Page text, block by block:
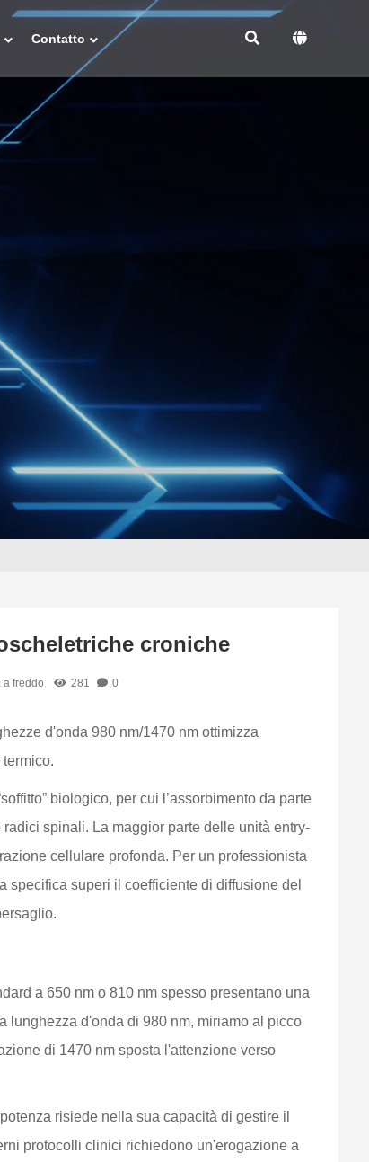
Contatto
croniche
a freddo 281 0
d'onda 980 nm/1470 nm ottimizza
biologico, per cui l’assorbimento da parte
spinali. La maggior parte delle unità entry-
cellulare profonda. Per un professionista
specifica superi il coefficiente di diffusione del
a 650 nm o 810 nm spesso presentano una
lunghezza d'onda di 980 nm, miriamo al picco
di 1470 nm sposta l'attenzione verso
risiede nella sua capacità di gestire il
protocolli clinici richiedono un'erogazione a